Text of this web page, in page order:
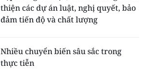
thiện các dự án luật, nghị quyết, bảo
đảm tiến độ và chất lượng
Nhiều chuyển biến sâu sắc trong
thực tiễn